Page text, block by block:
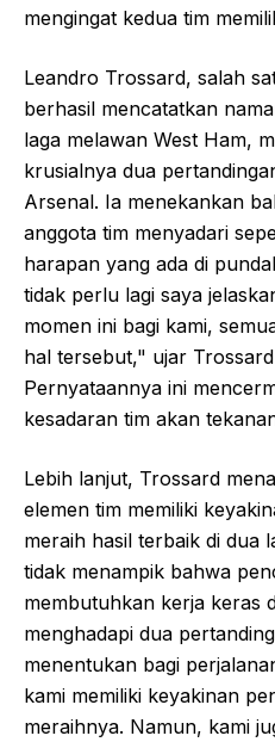
mengingat kedua tim
Leandro Trossard, salah
berhasil mencatatkan
laga melawan West Ham,
krusialnya dua
Arsenal. Ia menekankan
anggota tim menyadari
harapan yang ada di
tidak perlu lagi saya
momen ini bagi kami,
hal tersebut," ujar
Pernyataannya ini
kesadaran tim akan
Lebih lanjut, Trossard
elemen tim memiliki
meraih hasil terbaik di dua
tidak menampik bahwa
membutuhkan kerja keras
menghadapi dua
menentukan bagi
kami memiliki keyakinan
meraihnya. Namun, kami